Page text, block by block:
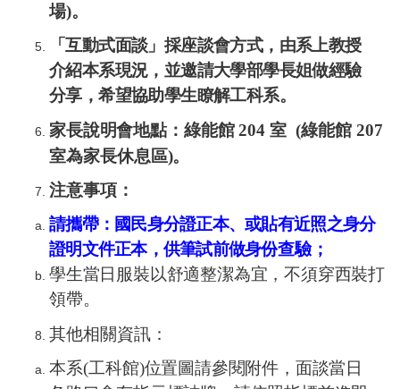
場)。
「互動式面談」採座談會方式，由系上教授
介紹本系現況，並邀請大學部學長姐做經驗
分享，希望協助學生瞭解工科系。
家長說明會地點：綠能館204室 (綠能館 207
室為家長休息區)。
注意事項：
請攜帶：國民身分證正本、或貼有近照之身分
證明文件正本，供筆試前做身份查驗；
學生當日服裝以舒適整潔為宜，不須穿西裝打
領帶。
其他相關資訊：
本系(工科館)位置圖請參閱附件，面談當日